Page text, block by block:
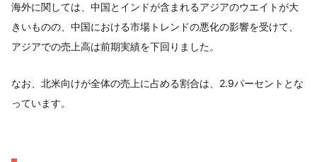
海外に関しては、中国とインドが含まれるアジアのウエイトが大
きいものの、中国における市場トレンドの悪化の影響を受けて、
アジアでの売上高は前期実績を下回りました。
なお、北米向けが全体の売上に占める割合は、2.9パーセントとな
っています。